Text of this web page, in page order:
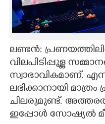
ASTRO
CARTOONS
LITERATURE
ZOOM
ലണ്ടൻ:
വിലപിടിപ്പുള്ള
സ്വാഭാവികമാണ്.
ലഭിക്കാനായി
ചിലരുമുണ്ട്.
ഇപ്പോൾ സോഷ്യൽ